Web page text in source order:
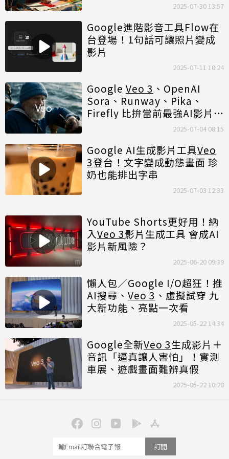
2025-07-30 13:57
Google進階影音工具Flow在
台登場！1句話可讓照片變成
影片
2025-07-11 10:24
Google Veo 3 、OpenAI
Sora、Runway、Pika、
Firefly 比拚當前最強AI影片生
2025-07-04 08:15
Google AI生成影片工具Veo
3登台！文字變成動態畫面 珍
奶也能排出字串
2025-07-03 12:33
YouTube Shorts更好用！納
入Veo 3影片生成工具 會成AI
影片新風險？
2025-06-20 09:39
懶人包／Google I/O超狂！推
AI搜尋、 Veo 3 、虛擬試穿 九
大新功能、亮點一次看
2025-05-22 14:34
Google全新Veo 3生成影片＋
音訊「逼真讓人害怕」！實測
車展、遊戲畫面難辨真假
2025-05-22 10:28
訂閱